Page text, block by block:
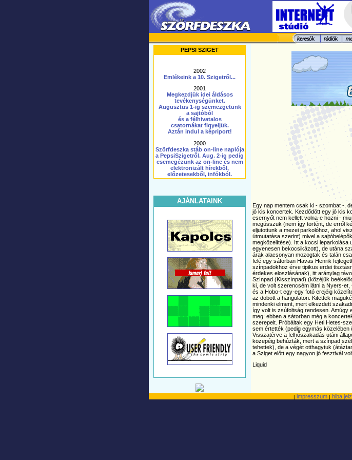
PEPSI SZIGET
2002
Emlékeink a 10. Szigetről...
2001
Megkezdjük idei áldásos
tevékenységünket.
Augusztus 1-ig szemezgetünk
a sajtóból
és a félhivatalos
csatornákat figyeljük.
Aztán indul a képriport!
2000
Szörfdeszka stáb on-line naplója
a PepsiSzigetről. Aug. 2-ig pedig
csemegézünk az on-line és nem
elektronizált hírekből,
előzetesekből, infókból.
AJÁNLATAINK
Egy nap mentem csak ki - szombat -,
jó kis koncertek. Kezdődött egy jó kis
esernyőt nem kellett volna-e hozni -
megússzuk (nem így történt, de erről
eljutottunk a mezei parkolóhoz, ahol
útmutatása szerint) mivel a
megközelítése). Itt a kocsi leparkolása
egyenesen bekocsikázott), de utána
árak alacsonyan mozogtak és talán
felé egy sátorban Havas Henrik
színpadokhoz érve tipikus erdei
érdekes eloszlásának), itt aránylag
Színpad (Kisszínpad) (közéjük
ki, de volt szerencsém látni a Nyers-et,
és a Hobo-t egy-egy fotó erejéig
az dobott a hangulaton. Kitettek
mindenki elment, mert elkezdett
így volt is zsúfoltság rendesen. Amúgy
meg: ebben a sátorban még a
szerepelt. Próbáltak egy Heti Hetes-
sem értették (pedig egymás közelében
Visszatérve a felhőszakadás utáni
közepéig behúzták, mert a színpad
tehettek), de a végét otthagytuk
a Sziget előtt egy nagyon jó fesztivál
Liquid
| impresszum | hiba